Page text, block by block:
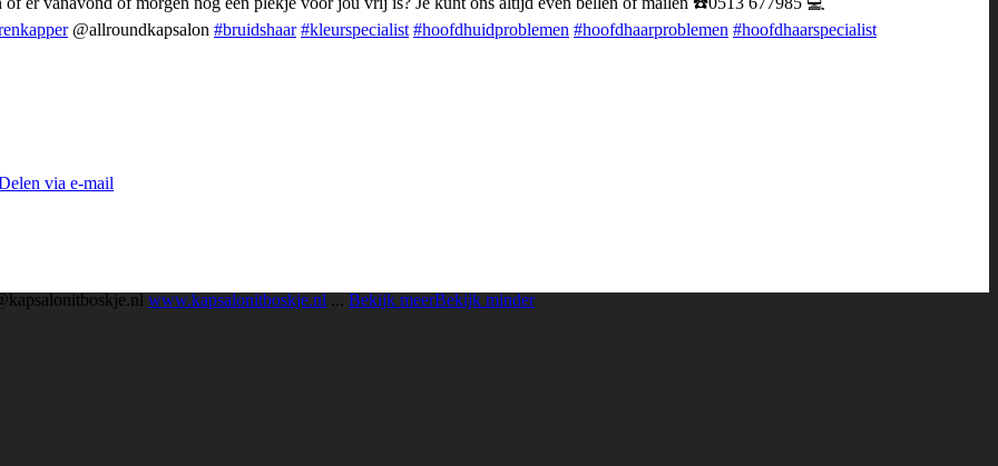
@allroundkapsalon #bruidshaar #kleurspecialist #hoofdhuidproblemen #hoofdhaarproblemen #hoofdhaarspecialist
via e-mail
www.kapsalonitboskje.nl ... Bekijk meerBekijk minder